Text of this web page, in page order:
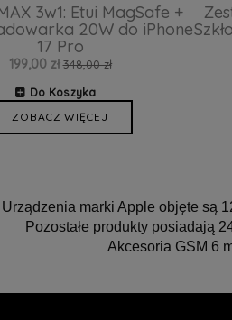
3w1: Etui MagSafe +
20W do iPhone
17 Pro
199,00 zł 348,00 zł
Do Koszyka
ZOBACZ WIĘCEJ
Urządzenia marki Apple objęte są
Pozostałe produkty posiadają
Akcesoria GSM 6